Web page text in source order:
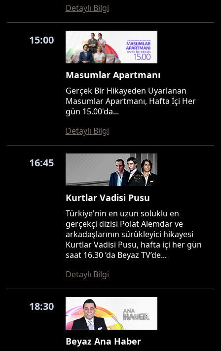
Detaylı Bilgi
15:00
Masumlar Apartmanı
Gerçek Bir Hikayeden Uyarlanan
Masumlar Apartmanı, Hafta İçi Her
gün 15.00'da...
Detaylı Bilgi
16:45
Kurtlar Vadisi Pusu
Türkiye'nin en uzun soluklu en
gerçekçi dizisi Polat Alemdar ve
arkadaşlarının sürükleyici hikayesi
Kurtlar Vadisi Pusu, hafta içi her gün
saat 16.30 ’da Beyaz TV’de...
Detaylı Bilgi
18:30
Beyaz Ana Haber